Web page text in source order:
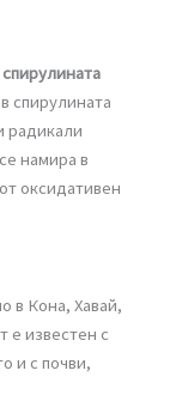
спирулината
радикали
намира в
оксидативен
в Кона, Хавай,
е известен с
и с почви,